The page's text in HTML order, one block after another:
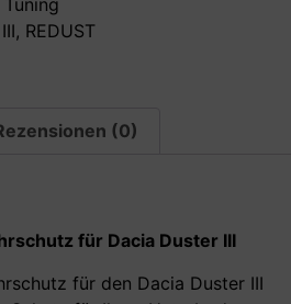
, REDUST
(0)
für Dacia Duster III
für den Dacia Duster III